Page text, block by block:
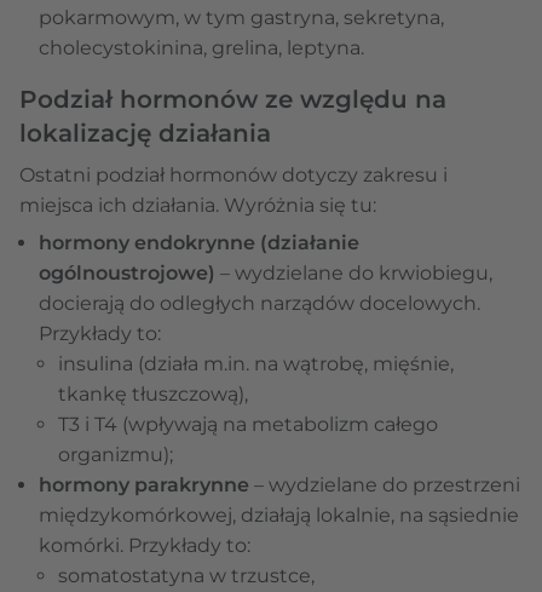
pokarmowym, w tym gastryna, sekretyna,
cholecystokinina, grelina, leptyna.
Podział hormonów ze względu na
lokalizację działania
Ostatni podział hormonów dotyczy zakresu i
miejsca ich działania. Wyróżnia się tu:
hormony endokrynne (działanie
ogólnoustrojowe) – wydzielane do krwiobiegu,
docierają do odległych narządów docelowych.
Przykłady to:
insulina (działa m.in. na wątrobę, mięśnie,
tkankę tłuszczową),
T3 i T4 (wpływają na metabolizm całego
organizmu);
hormony parakrynne – wydzielane do przestrzeni
międzykomórkowej, działają lokalnie, na sąsiednie
komórki. Przykłady to:
somatostatyna w trzustce,